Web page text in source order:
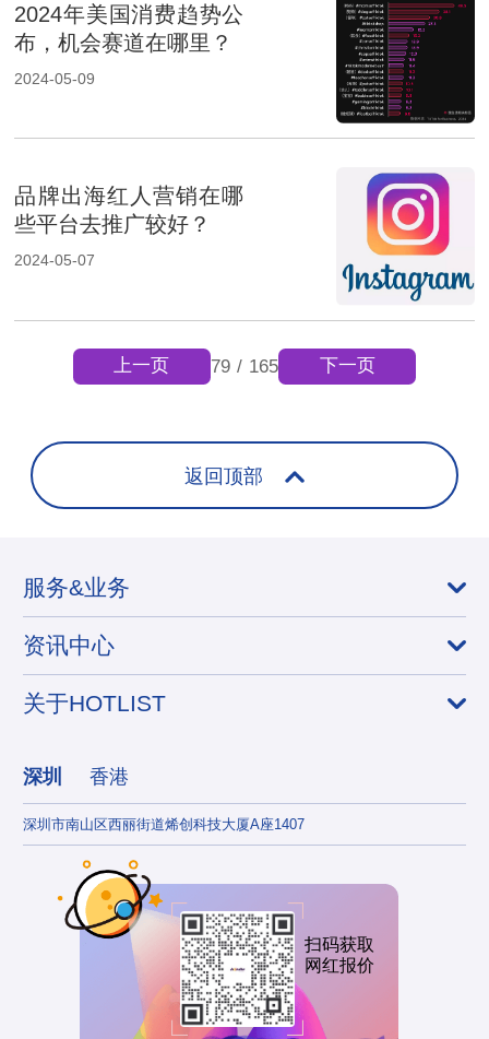
2024年美国消费趋势公
布，机会赛道在哪里？
2024-05-09
品牌出海红人营销在哪
些平台去推广较好？
2024-05-07
79 / 165
上一页 下一页
返回顶部
服务&业务
资讯中心
关于HOTLIST
深圳 香港
深圳市南山区西丽街道烯创科技大厦A座1407
扫码获取
网红报价